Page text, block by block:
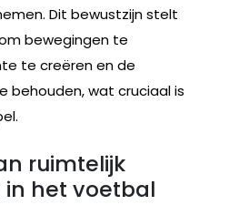
Dit bewustzijn stelt
bewegingen te
te creëren en de
behouden, wat cruciaal is
ruimtelijk
in het voetbal